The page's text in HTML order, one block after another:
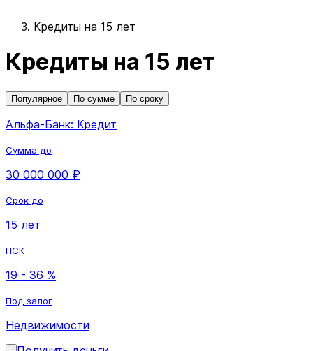
Кредиты на 15 лет
Кредиты на 15 лет
Популярное По сумме По сроку
Альфа-Банк: Кредит
Сумма до
30 000 000 ₽
Срок до
15 лет
ПСК
19 - 36 %
Под залог
Недвижимости